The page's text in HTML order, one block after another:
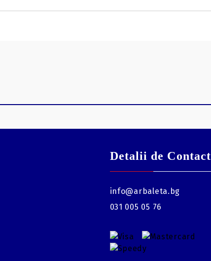
Detalii de Contact
info@arbaleta.bg
031 005 05 76